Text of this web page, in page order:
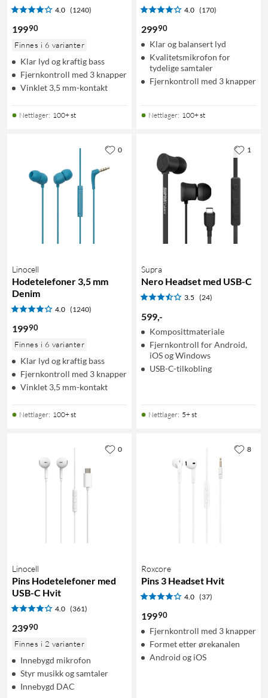
4.0 (1240)
19990
Finnes i 6 varianter
Klar lyd og kraftig bass
Fjernkontroll med 3 knapper
Vinklet 3,5 mm-kontakt
Nettlager: 100+ st
4.0 (170)
29990
Klar og balansert lyd
Kvalitetsmikrofon for
tydelige samtaler
Fjernkontroll med 3 knapper
Nettlager: 100+ st
Linocell
Hodetelefoner 3,5 mm
Denim
4.0 (1240)
19990
Finnes i 6 varianter
Klar lyd og kraftig bass
Fjernkontroll med 3 knapper
Vinklet 3,5 mm-kontakt
Nettlager: 100+ st
0
Supra
Nero Headset med USB-C
3.5 (24)
599,-
Komposittmateriale
Fjernkontroll for Android,
iOS og Windows
USB-C-tilkobling
Nettlager: 5+ st
1
Linocell
Pins Hodetelefoner med
USB-C Hvit
4.0 (361)
23990
Finnes i 2 varianter
Innebygd mikrofon
Styr musikk og samtaler
Innebygd DAC
0
Roxcore
Pins 3 Headset Hvit
4.0 (37)
19990
Fjernkontroll med 3 knapper
Formet etter ørekanalen
Android og iOS
8